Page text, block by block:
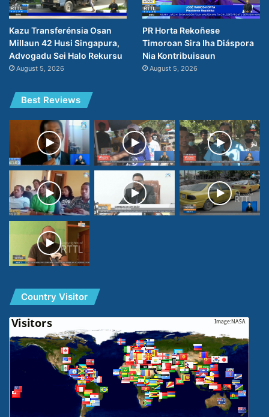
Kazu Transferénsia Osan
Millaun 42 Husi Singapura,
Advogadu Sei Halo Rekursu
August 5, 2026
PR Horta Rekoñese
Timoroan Sira Iha Diáspora
Nia Kontribuisaun
August 5, 2026
Best Reviews
Country Visitor